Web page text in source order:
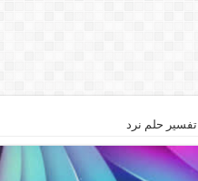
تفسير حلم نرد